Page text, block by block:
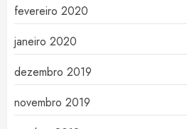
fevereiro 2020
janeiro 2020
dezembro 2019
novembro 2019